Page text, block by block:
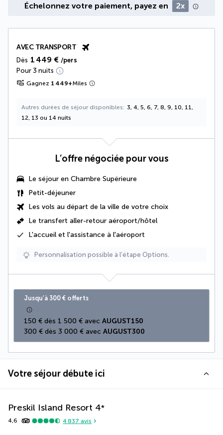
Échelonnez votre paiement, payez en 2x
AVEC TRANSPORT
Dès 1 449 € /pers
Pour 3 nuits
Gagnez 1 449+Miles
Autres durées de séjour disponibles
3, 4, 5, 6, 7, 8, 9, 10, 11,
12, 13 ou 14 nuits
L’offre négociée pour vous
Le séjour en Chambre Supérieure
Petit-déjeuner
Les vols au départ de la ville de votre choix
Le transfert aller-retour aéroport/hôtel
L'accueil et l'assistance à l'aéroport
Personnalisation possible à l’étape Options.
Jusqu’à 300 € offerts
150 € dès 1 500 € avec AUGUST150
300 € dès 3 000 € avec AUGUST300
Votre séjour débute ici
Preskil Island Resort 4*
4,6 4 837 avis